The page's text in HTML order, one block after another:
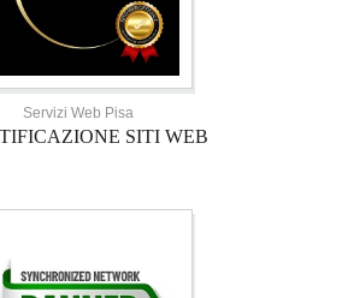
Servizi Web Pisa
SITI WEB